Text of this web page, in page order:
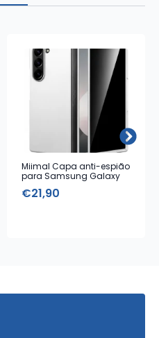
Miimal Capa anti-espião
para Samsung Galaxy
€21,90